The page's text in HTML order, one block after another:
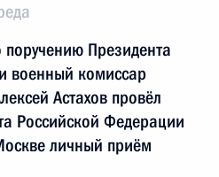
Президента
военный комиссар
Астахов провёл
Российской Федерации
личный приём